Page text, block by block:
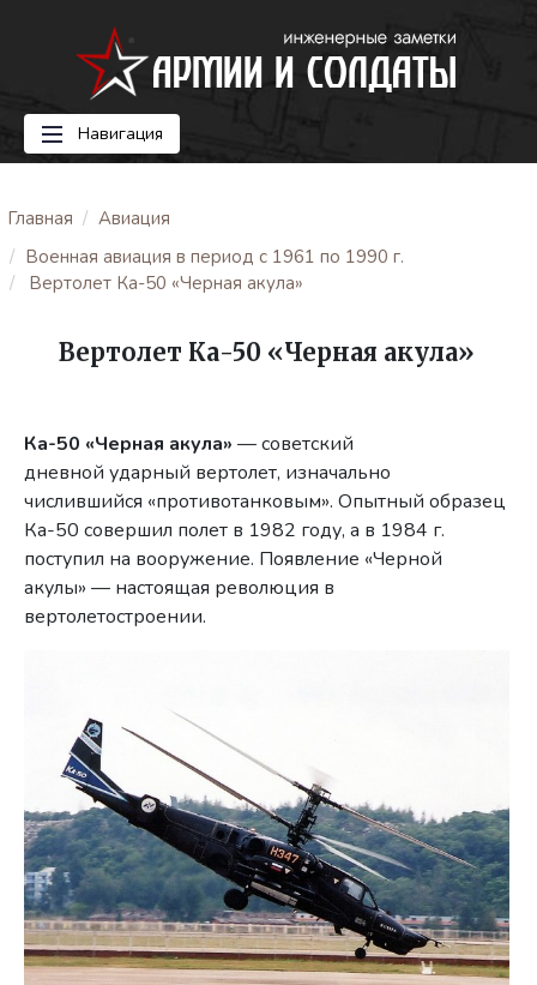
Навигация
Главная
Авиация
Военная авиация в период с 1961 по 1990 г.
Вертолет Ка-50 «Черная акула»
Вертолет Ка-50 «Черная акула»
Ка-50 «Черная акула» — советский
дневной ударный вертолет, изначально
числившийся «противотанковым». Опытный образец
Ка-50 совершил полет в 1982 году, а в 1984 г.
поступил на вооружение. Появление «Черной
акулы» — настоящая революция в
вертолетостроении.